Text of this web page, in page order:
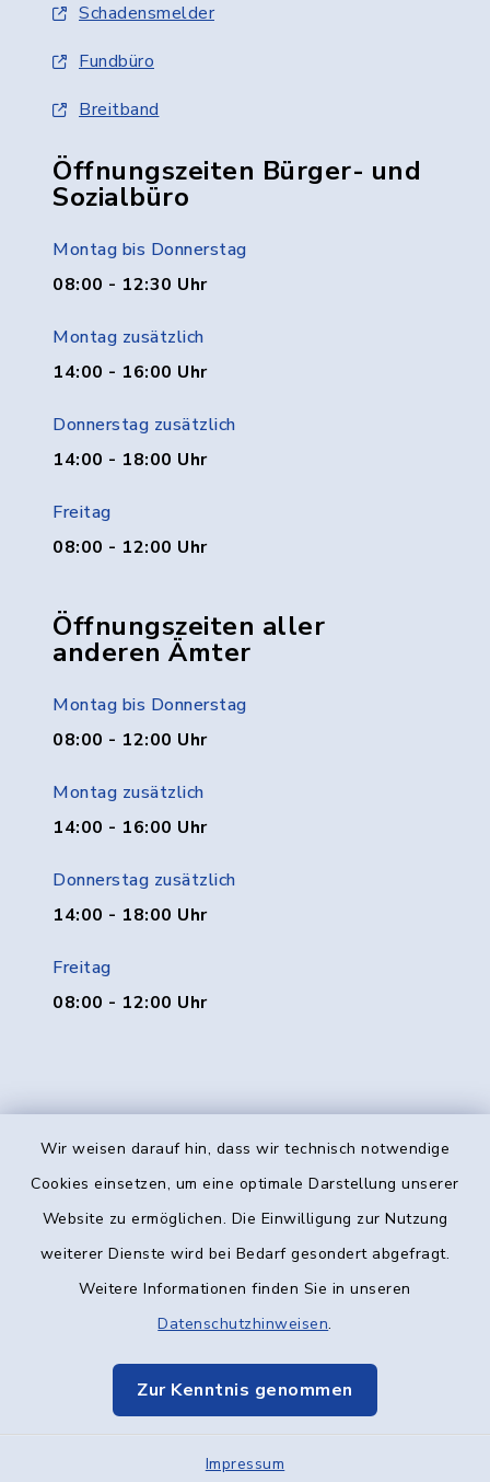
Wir weisen darauf hin, dass wir technisch notwendige
Cookies einsetzen, um eine optimale Darstellung unserer
Website zu ermöglichen. Die Einwilligung zur Nutzung
weiterer Dienste wird bei Bedarf gesondert abgefragt.
Weitere Informationen finden Sie in unseren
Datenschutzhinweisen.
Zur Kenntnis genommen
Impressum
Schadensmelder
Fundbüro
Breitband
Öffnungszeiten Bürger- und
Sozialbüro
Montag bis Donnerstag
08:00 - 12:30 Uhr
Montag zusätzlich
14:00 - 16:00 Uhr
Donnerstag zusätzlich
14:00 - 18:00 Uhr
Freitag
08:00 - 12:00 Uhr
Öffnungszeiten aller
anderen Ämter
Montag bis Donnerstag
08:00 - 12:00 Uhr
Montag zusätzlich
14:00 - 16:00 Uhr
Donnerstag zusätzlich
14:00 - 18:00 Uhr
Freitag
08:00 - 12:00 Uhr
Kontakt
Datenschutz
Elektronische Kommunikation
Sitemap